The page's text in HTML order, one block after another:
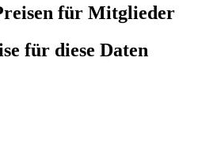
für Mitglieder
für diese Daten